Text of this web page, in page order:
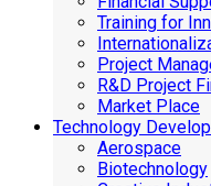
Training for
Project
R&D Project
Market Place
Technology
Aerospace
Biotechnology